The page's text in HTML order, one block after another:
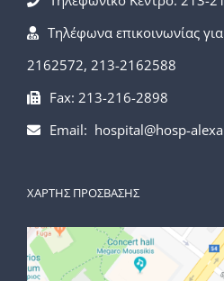
Τηλέφωνα επικοινωνίας
2162572, 213-2162588
Fax: 213-216-2898
Email: hospital@hosp-
ΧΑΡΤΗΣ ΠΡΟΣΒΑΣΗΣ